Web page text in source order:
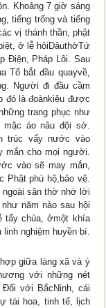
Khoảng 7 giờ sáng
tiếng trống và tiếng
vị thánh thần, phật
ở lễ hộiDâuthờTứ
Điện, Pháp Lôi. Sau
Tổ bắt đầu quayvề,
Người đi đầu cầm
đó là đoànkiệu được
trang phục như
áo nâu đội sớ.
trúc vẩy nước vào
mắn cho mọi người.
vào sẽ may mắn,
Phật phù hộ,bảo vệ.
sân thờ nhớ lời
năm nào sau hội
tẩy chùa, ởmột khía
nghiệm huyền bí.
giữa làng xã và ý
với những nét
Đối với BắcNinh, cái
tài hoa, tinh tế, lịch